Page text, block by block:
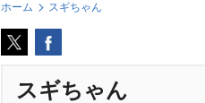
ホーム スギちゃん
スギちゃん